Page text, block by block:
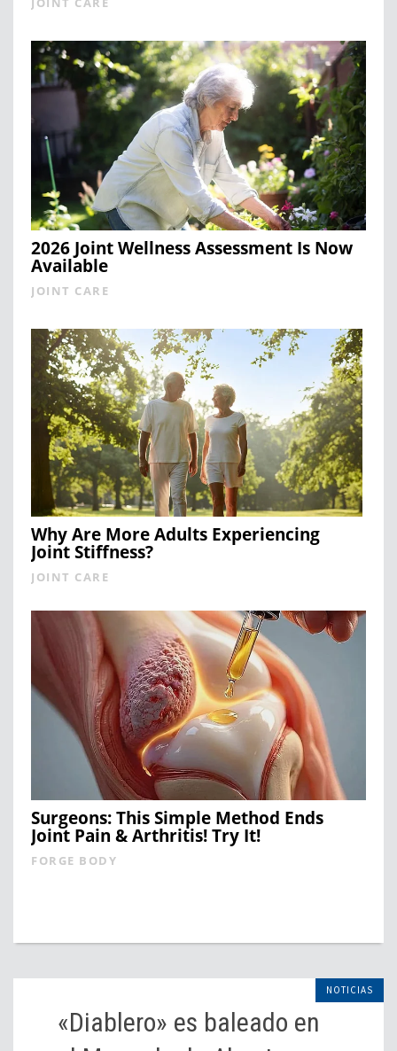
2026 Joint Wellness Assessment Is Now
Available
JOINT CARE
Why Are More Adults Experiencing
Joint Stiffness?
JOINT CARE
Surgeons: This Simple Method Ends
Joint Pain & Arthritis! Try It!
FORGE BODY
NOTICIAS
«Diablero» es baleado en